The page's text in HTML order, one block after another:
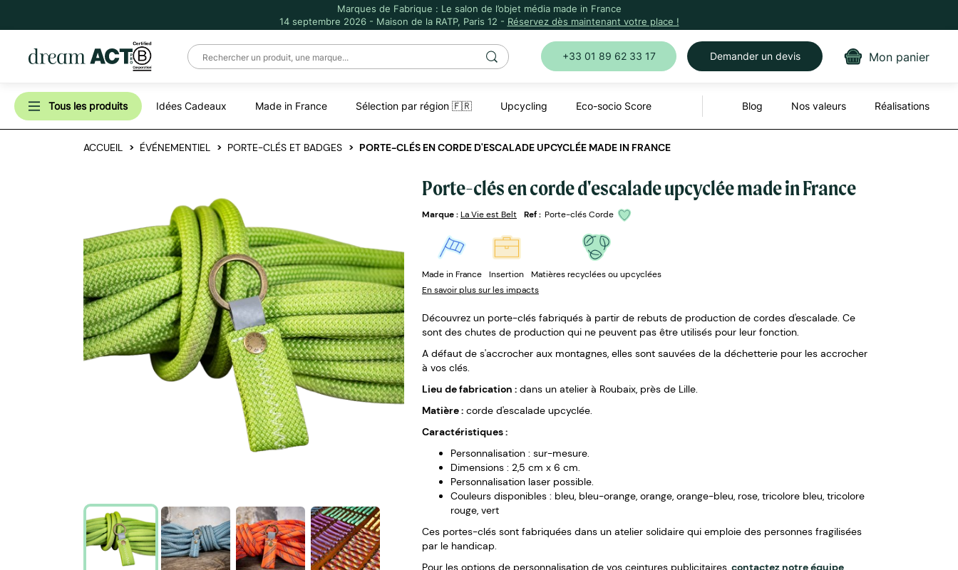
Marques de Fabrique : Le salon de l’objet média made in France
14 septembre 2026 - Maison de la RATP, Paris 12 - Réservez dès maintenant votre place !
+33 01 89 62 33 17 Demander un devis Mon panier
Tous les produits Idées Cadeaux Made in France Sélection par région 🇫🇷 Upcycling Eco-socio Score Blog Nos valeurs Réalisations
ACCUEIL ÉVÉNEMENTIEL PORTE-CLÉS ET BADGES PORTE-CLÉS EN CORDE D'ESCALADE UPCYCLÉE MADE IN FRANCE
Porte-clés en corde d'escalade upcyclée made in France
Marque :La Vie est Belt Ref : Porte-clés Corde
Made in France Insertion
Matières recyclées ou upcyclées
En savoir plus sur les impacts
Découvrez un porte-clés fabriqués à partir de rebuts de production de cordes d'escalade. Ce
sont des chutes de production qui ne peuvent pas être utilisés pour leur fonction.
A défaut de s'accrocher aux montagnes, elles sont sauvées de la déchetterie pour les accrocher
à vos clés.
Lieu de fabrication : dans un atelier à Roubaix, près de Lille.
Matière : corde d'escalade upcyclée.
Caractéristiques :
Personnalisation : sur-mesure.
Dimensions : 2,5 cm x 6 cm.
Personnalisation laser possible.
Couleurs disponibles : bleu, bleu-orange, orange, orange-bleu, rose, tricolore bleu, tricolore
rouge, vert
Ces portes-clés sont fabriquées dans un atelier solidaire qui emploie des personnes fragilisées
par le handicap.
Pour les options de personnalisation de vos ceintures publicitaires, contactez notre équipe